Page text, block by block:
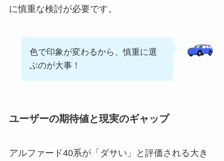
に慎重な検討が必要です。
色で印象が変わるから、慎重に選
ぶのが大事！
ユーザーの期待値と現実のギャップ
アルファード40系が「ダサい」と評価される大き